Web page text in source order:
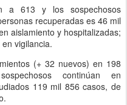
a 613 y los sospechosos
recuperadas es 46 mil
aislamiento y hospitalizadas;
vigilancia.
(+ 32 nuevos) en 198
continúan en
119 mil 856 casos, de